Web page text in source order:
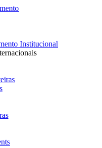
Institucional